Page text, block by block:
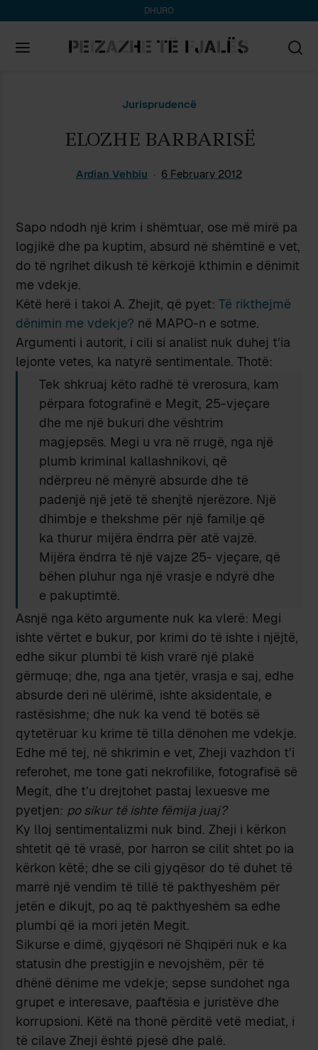
DHURO
Jurisprudencë
ELOZHE BARBARISË
Ardian Vehbiu 6 February 2012
Sapo ndodh një krim i shëmtuar, ose më mirë pa
logjikë dhe pa kuptim, absurd në shëmtinë e vet,
do të ngrihet dikush të kërkojë kthimin e dënimit
me vdekje.
Këtë herë i takoi A. Zhejit, që pyet:Të rikthejmë
dënimin me vdekje? në MAPO-n e sotme.
Argumenti i autorit, i cili si analist nuk duhej t’ia
lejonte vetes, ka natyrë sentimentale. Thotë:
Tek shkruaj këto radhë të vrerosura, kam
përpara fotografinë e Megit, 25-vjeçare
dhe me një bukuri dhe vështrim
magjepsës. Megi u vra në rrugë, nga një
plumb kriminal kallashnikovi, që
ndërpreu në mënyrë absurde dhe të
padenjë një jetë të shenjtë njerëzore. Një
dhimbje e thekshme për një familje që
ka thurur mijëra ëndrra për atë vajzë.
Mijëra ëndrra të një vajze 25- vjeçare, që
bëhen pluhur nga një vrasje e ndyrë dhe
e pakuptimtë.
Asnjë nga këto argumente nuk ka vlerë: Megi
ishte vërtet e bukur, por krimi do të ishte i njëjtë,
edhe sikur plumbi të kish vrarë një plakë
gërmuqe; dhe, nga ana tjetër, vrasja e saj, edhe
absurde deri në ulërimë, ishte aksidentale, e
rastësishme; dhe nuk ka vend të botës së
qytetëruar ku krime të tilla dënohen me vdekje.
Edhe më tej, në shkrimin e vet, Zheji vazhdon t’i
referohet, me tone gati nekrofilike, fotografisë së
Megit, dhe t’u drejtohet pastaj lexuesve me
pyetjen: po sikur të ishte fëmija juaj?
Ky lloj sentimentalizmi nuk bind. Zheji i kërkon
shtetit që të vrasë, por harron se cilit shtet po ia
kërkon këtë; dhe se cili gjyqësor do të duhet të
marrë një vendim të tillë të pakthyeshëm për
jetën e dikujt, po aq të pakthyeshëm sa edhe
plumbi që ia mori jetën Megit.
Sikurse e dimë, gjyqësori në Shqipëri nuk e ka
statusin dhe prestigjin e nevojshëm, për të
dhënë dënime me vdekje; sepse sundohet nga
grupet e interesave, paaftësia e juristëve dhe
korrupsioni. Këtë na thonë përditë vetë mediat, i
të cilave Zheji është pjesë dhe palë.